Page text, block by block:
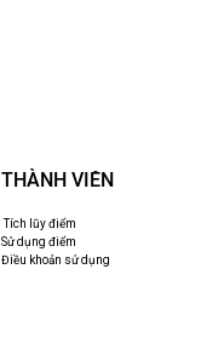
THÀNH VIÊN
Tích lũy điểm
Sử dụng điểm
Điều khoản sử dụng